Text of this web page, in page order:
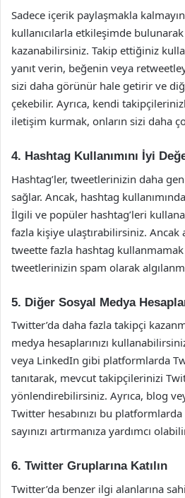
Sadece içerik paylaşmakla
kullanıcılarla etkileşimde
kazanabilirsiniz. Takip ettiğiniz
yanıt verin, beğenin veya
sizi daha görünür hale getirir ve
çekebilir. Ayrıca, kendi
iletişim kurmak, onların sizi daha
4. Hashtag Kullanımını İyi
Hashtag’ler, tweetlerinizin daha
sağlar. Ancak, hashtag
İlgili ve popüler hashtag’leri
fazla kişiye ulaştırabilirsiniz. Ancak
tweette fazla hashtag
tweetlerinizin spam olarak
5. Diğer Sosyal Medya
Twitter’da daha fazla takipçi
medya hesaplarınızı
veya LinkedIn gibi platformlarda
tanıtarak, mevcut takipçilerinizi
yönlendirebilirsiniz. Ayrıca, blog
Twitter hesabınızı bu
sayınızı artırmanıza yardımcı
6. Twitter Gruplarına Katılın
Twitter’da benzer ilgi alanlarına